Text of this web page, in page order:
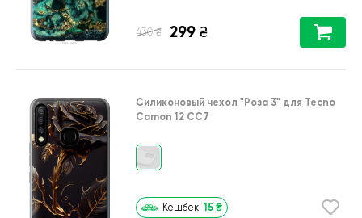
430 ₴ 299 ₴
Силиконовый чехол "Роза 3" для Tecno
Camon 12 CC7
Кешбек 15 ₴